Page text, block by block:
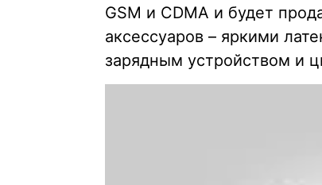
GSM и CDMA и будет
аксессуаров – яркими
зарядным устройством и